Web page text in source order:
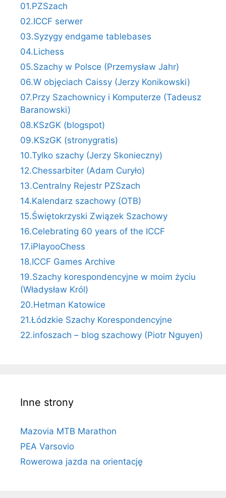
01.PZSzach
02.ICCF serwer
03.Syzygy endgame tablebases
04.Lichess
05.Szachy w Polsce (Przemysław Jahr)
06.W objęciach Caissy (Jerzy Konikowski)
07.Przy Szachownicy i Komputerze (Tadeusz
Baranowski)
08.KSzGK (blogspot)
09.KSzGK (stronygratis)
10.Tylko szachy (Jerzy Skonieczny)
12.Chessarbiter (Adam Curyło)
13.Centralny Rejestr PZSzach
14.Kalendarz szachowy (OTB)
15.Świętokrzyski Związek Szachowy
16.Celebrating 60 years of the ICCF
17.iPlayooChess
18.ICCF Games Archive
19.Szachy korespondencyjne w moim życiu
(Władysław Król)
20.Hetman Katowice
21.Łódzkie Szachy Korespondencyjne
22.infoszach – blog szachowy (Piotr Nguyen)
Inne strony
Mazovia MTB Marathon
PEA Varsovio
Rowerowa jazda na orientację